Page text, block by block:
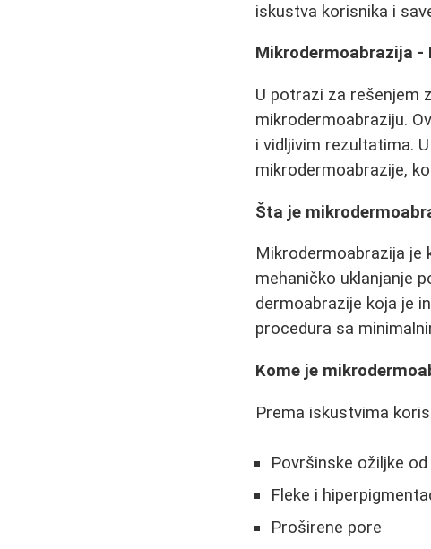
iskustva korisnika i
Mikrodermoabrazija -
U potrazi za rešenjem
mikrodermoabraziju.
i vidljivim rezultatima.
mikrodermoabrazije,
Šta je
Mikrodermoabrazija je
mehaničko uklanjanje
dermoabrazije koja je
procedura sa
Kome je
Prema iskustvima
Površinske ožiljke
Fleke i
Proširene pore